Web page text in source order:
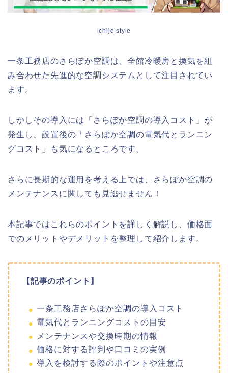
ichijo style
一条工務店のさらぽか空調は、全館冷暖房と換気を組
み合わせた先進的な空調システムとして注目されてい
ます。
しかしその導入には「さらぽか空調の導入コスト」が
発生し、設置後の「さらぽか空調の電気代とランニン
グコスト」も気になるところです。
さらに長期的な運用を考える上では、さらぽか空調の
メンテナンスに関しても見逃せません！
本記事ではこれらのポイントを詳しく解説し、価格面
でのメリットやデメリットを整理して紹介します。
【記事のポイント】
一条工務店さらぽか空調の導入コスト
電気代とランニングコストの目安
メンテナンスや交換時期の情報
価格に対する評判や口コミの実例
導入を検討する際のポイントや注意点